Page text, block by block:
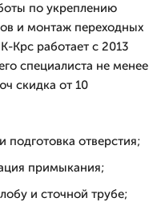
по укреплению
и монтаж переходных
работает с 2013
специалиста не менее
скидка от 10
подготовка отверстия;
примыкания;
и сточной трубе;